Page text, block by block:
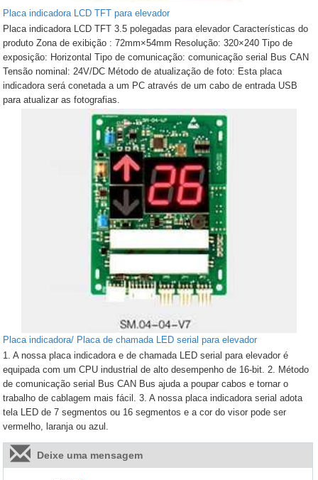
Placa indicadora LCD TFT para elevador
Placa indicadora LCD TFT 3.5 polegadas para elevador Características do
produto Zona de exibição : 72mm×54mm Resolução: 320×240 Tipo de
exposição: Horizontal Tipo de comunicação: comunicação serial Bus CAN
Tensão nominal: 24V/DC Método de atualização de foto: Esta placa
indicadora será conetada a um PC através de um cabo de entrada USB
para atualizar as fotografias.
Placa indicadora/ Placa de chamada LED serial para elevador
1. A nossa placa indicadora e de chamada LED serial para elevador é
equipada com um CPU industrial de alto desempenho de 16-bit. 2. Método
de comunicação serial Bus CAN Bus ajuda a poupar cabos e tornar o
trabalho de cablagem mais fácil. 3. A nossa placa indicadora serial adota
tela LED de 7 segmentos ou 16 segmentos e a cor do visor pode ser
vermelho, laranja ou azul.
Deixe uma mensagem